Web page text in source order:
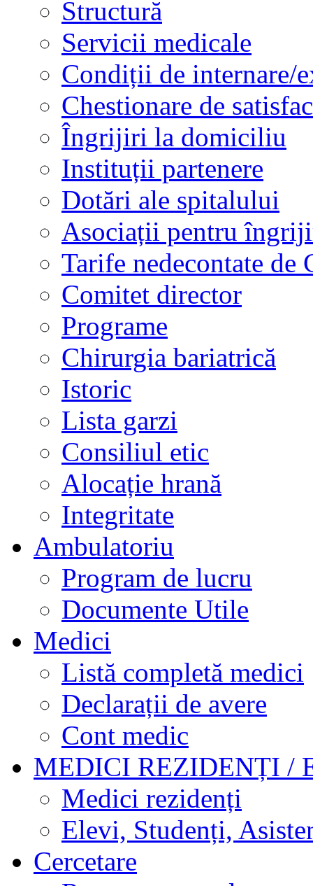
Structură
Servicii medicale
Condiții de internare/
Chestionare de
Îngrijiri la domiciliu
Instituții partenere
Dotări ale spitalului
Asociații pentru
Tarife nedecontate de
Comitet director
Programe
Chirurgia bariatrică
Istoric
Lista garzi
Consiliul etic
Alocație hrană
Integritate
Ambulatoriu
Program de lucru
Documente Utile
Medici
Listă completă medici
Declarații de avere
Cont medic
MEDICI REZIDENȚI /
Medici rezidenți
Elevi, Studenți,
Cercetare